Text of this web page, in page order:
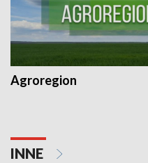
Agroregion
INNE